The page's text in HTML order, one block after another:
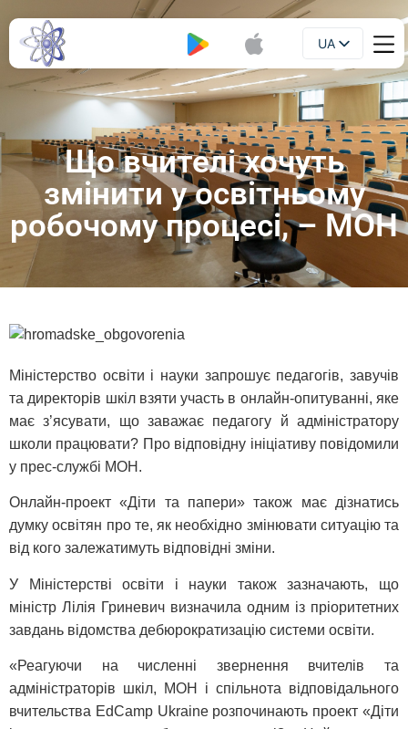
UA
EN
Що вчителі хочуть
змінити у освітньому
робочому процесі, – МОН
Міністерство освіти і науки запрошує педагогів, завучів
та директорів шкіл взяти участь в онлайн-опитуванні, яке
має з’ясувати, що заважає педагогу й адміністратору
школи працювати? Про відповідну ініціативу повідомили
у прес-службі МОН.
Онлайн-проект «Діти та папери» також має дізнатись
думку освітян про те, як необхідно змінювати ситуацію та
від кого залежатимуть відповідні зміни.
У Міністерстві освіти і науки також зазначають, що
міністр Лілія Гриневич визначила одним із пріоритетних
завдань відомства дебюрократизацію системи освіти.
«Реагуючи на численні звернення вчителів та
адміністраторів шкіл, МОН і спільнота відповідального
вчительства EdCamp Ukraine розпочинають проект «Діти